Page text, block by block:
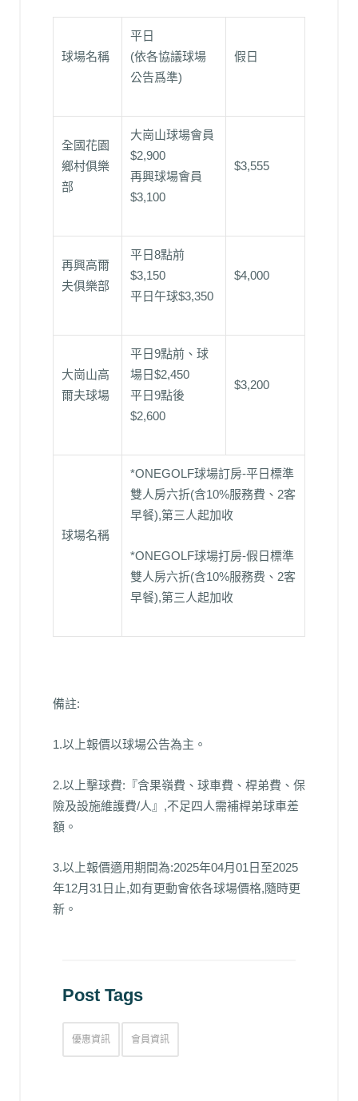
球場名稱
平日
(依各協議球場
公告爲準)
假日
全國花園
鄉村俱樂
部
大崗山球場會員
$2,900
再興球場會員
$3,100
$3,555
再興高爾
夫俱樂部
平日8點前
$3,150
平日午球$3,350
$4,000
大崗山高
爾夫球場
平日9點前、球
場日$2,450
平日9點後
$2,600
$3,200
球場名稱
*ONEGOLF球場訂房-平日標準
雙人房六折(含10%服務費、2客
早餐),第三人起加收
*ONEGOLF球場打房-假日標準
雙人房六折(含10%服務费、2客
早餐),第三人起加收
備註:
1.以上報價以球場公告為主。
2.以上擊球費:『含果嶺費、球車費、桿弟費、保
險及設施維護費/人』,不足四人需補桿弟球車差
額。
3.以上報價適用期間為:2025年04月01日至2025
年12月31日止,如有更動會依各球場價格,隨時更
新。
Post Tags
優惠資訊 會員資訊